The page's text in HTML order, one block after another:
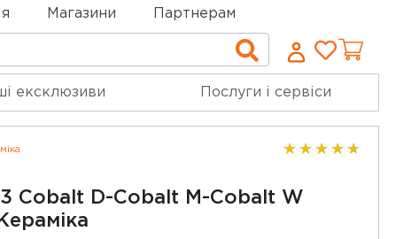
Магазини Партнерам
Пошук
ексклюзиви Послуги і сервіси
Cobalt D-Cobalt M-Cobalt W